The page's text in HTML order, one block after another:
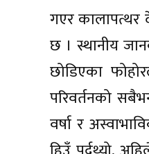
गएर कालापत्थर
छ । स्थानीय
छोडिएका
परिवर्तनको
वर्षा र